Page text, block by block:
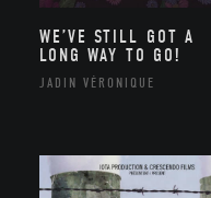
WE’VE STILL GOT A
LONG WAY TO GO!
JADIN VÉRONIQUE